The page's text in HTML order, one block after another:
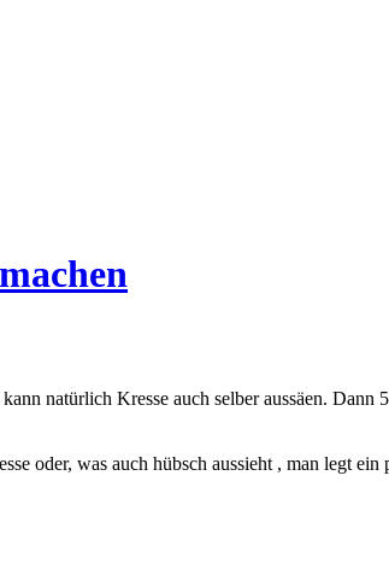
natürlich Kresse auch selber aussäen. Dann
oder, was auch hübsch aussieht , man legt